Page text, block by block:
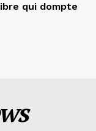
qui dompte